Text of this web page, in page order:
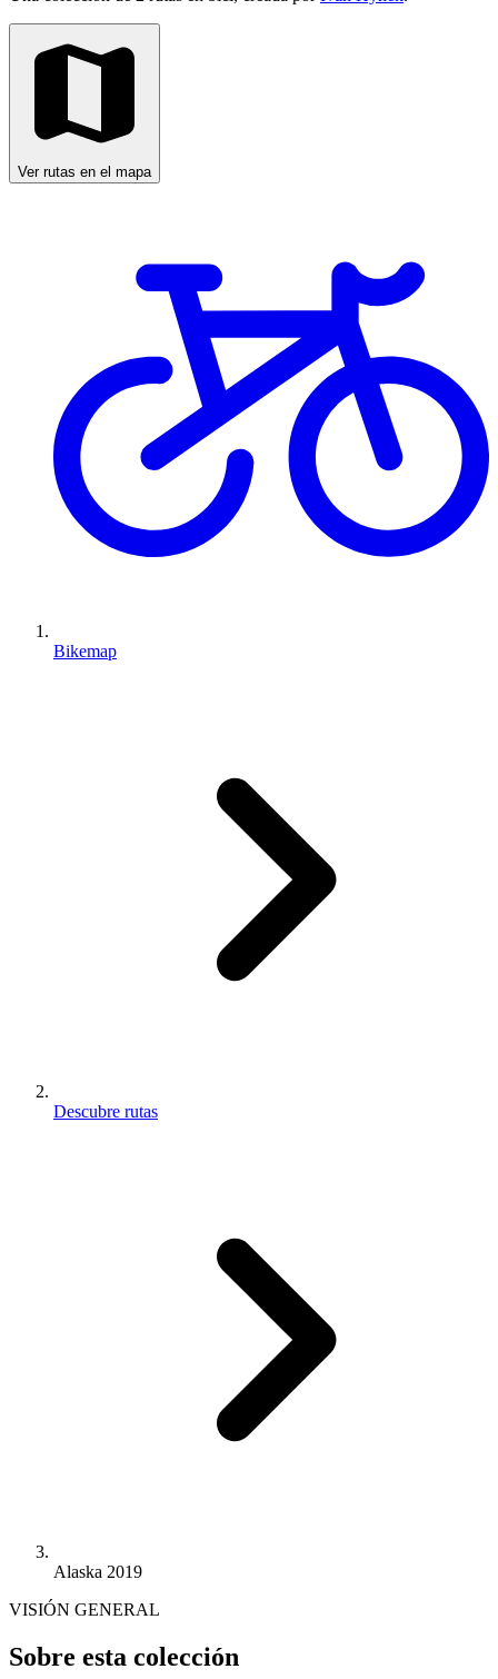
Ver rutas en el mapa
Bikemap
Descubre rutas
Alaska 2019
VISIÓN GENERAL
Sobre esta colección